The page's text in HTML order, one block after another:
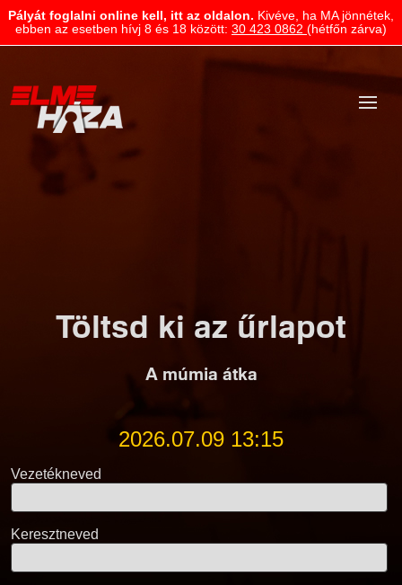
Pályát foglalni online kell, itt az oldalon. Kivéve, ha MA jönnétek,
ebben az esetben hívj 8 és 18 között: 30 423 0862 (hétfőn zárva)
Töltsd ki az űrlapot
A múmia átka
2026.07.09 13:15
Vezetékneved
Keresztneved